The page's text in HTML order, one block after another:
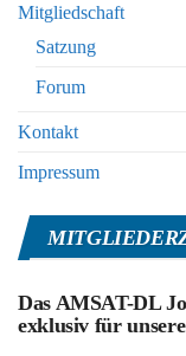
Mitgliedschaft
Satzung
Forum
Kontakt
Impressum
Das AMSAT-DL
exklusiv für